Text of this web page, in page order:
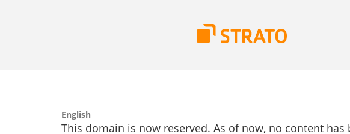
English
This domain is now reserved. As of now, no content has